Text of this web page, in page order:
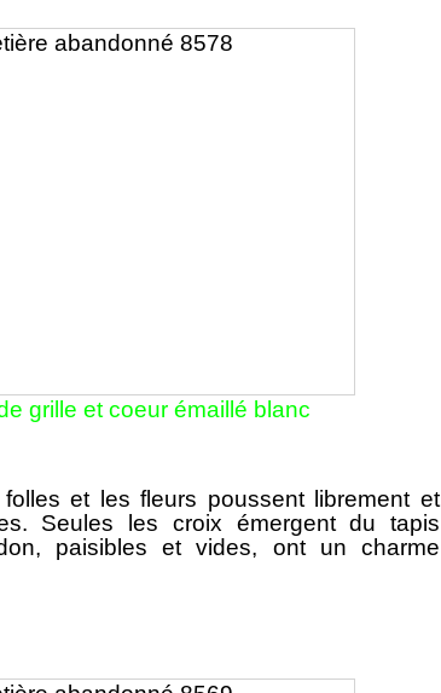
grille et coeur émaillé blanc
et les fleurs poussent librement et
Seules les croix émergent du tapis
paisibles et vides, ont un charme